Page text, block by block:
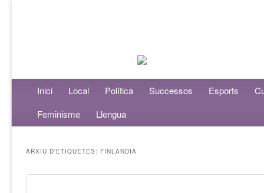
Menú principalAneu al contingut principal
Aneu al contingut secundari
Inici Local Política Successos Esports
Feminisme
Llengua
ARXIU D'ETIQUETES: FINLÀNDIA